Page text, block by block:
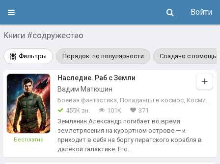
Войти
Книги #содружество
Фильтры Порядок: по популярности Создано с
Бесплатно
Наследие. Раб с Земли
Вадим Матюшин
Боевая фантастика, Попаданцы в космос, Космическая фантастика
455K зн.
101K
371
Землянин Александр погибает во время
землетрясения на курортном острове — и
приходит в себя на борту пиратского корабля в
далёкой галактике. Его...